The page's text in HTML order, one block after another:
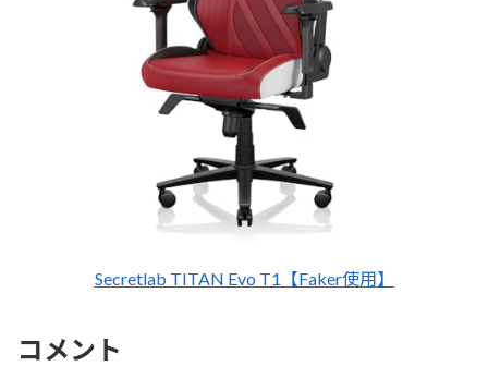
Secretlab TITAN Evo T1【Faker使用】
コメント